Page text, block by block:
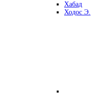
Хабад
Ходос Э.